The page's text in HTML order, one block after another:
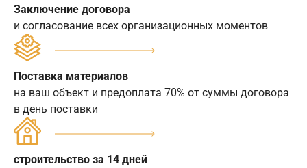
Заключение договора
и согласование всех организационных моментов
Поставка материалов
на ваш объект и предоплата 70% от суммы договора
в день поставки
строительство за 14 дней